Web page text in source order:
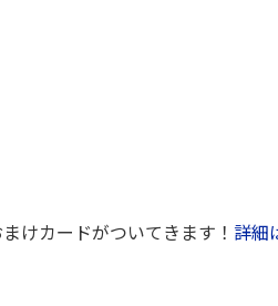
けカードがついてきます！ 詳細